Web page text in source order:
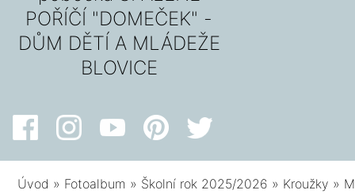
POŘÍČÍ "DOMEČEK" -
DŮM DĚTÍ A MLÁDEŽE
BLOVICE
Úvod » Fotoalbum » Školní rok 2025/2026 » Kroužky »